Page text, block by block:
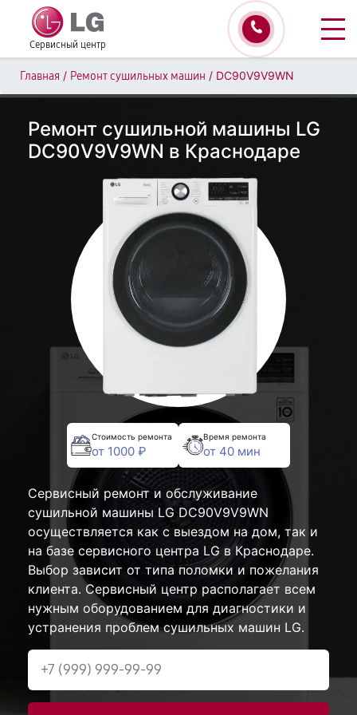
Сервисный центр
Главная / Ремонт сушильных машин / DC90V9V9WN
Ремонт сушильной машины LG
DC90V9V9WN в Краснодаре
Стоимость ремонта
от 1000 ₽
Время ремонта
от 40 мин
Сервисный ремонт и обслуживание
сушильной машины LG DC90V9V9WN
осуществляется как с выездом на дом, так и
на базе сервисного центра LG в Краснодаре.
Выбор зависит от типа поломки и пожелания
клиента. Сервисный центр располагает всем
нужным оборудованием для диагностики и
устранения проблем сушильных машин LG.